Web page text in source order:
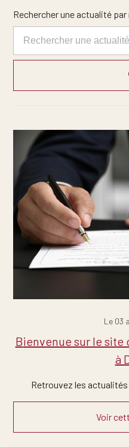
Rechercher une actualité
Le 03
Bienvenue sur le site de Me Tondellier, avocat
à
Retrouvez les
Voir